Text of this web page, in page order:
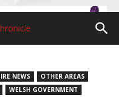
NEWS
OTHER AREAS
WELSH GOVERNMENT